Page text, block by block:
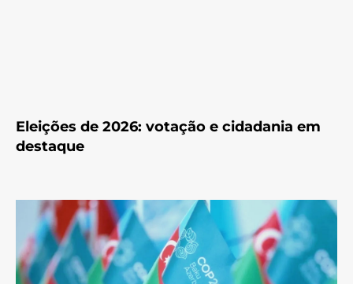
Eleições de 2026: votação e cidadania em
destaque